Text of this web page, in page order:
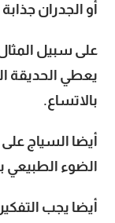
أو الجدران
على سبيل
يعطي الحديقة
بالاتساع.
أيضا السياج
الضوء
أيضا يجب